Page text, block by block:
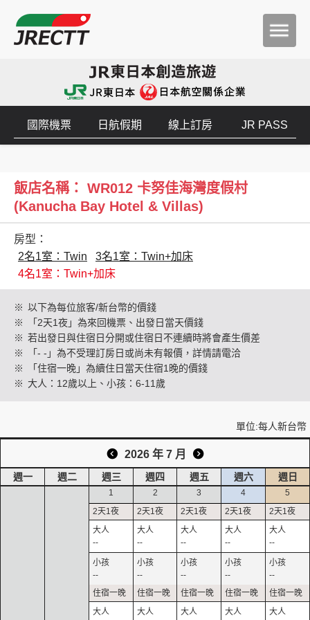
創造旅遊
國際機票 日航假期 線上訂房 JR PASS
飯店名稱： WR012 卡努佳海灣度假村
(Kanucha Bay Hotel & Villas)
房型：
2名1室：Twin
3名1室：Twin+加床
4名1室：Twin+加床
※ 以下為每位旅客/新台幣的價錢
※
「2天1夜」為來回機票、出發日當天價錢
※ 若出發日與住宿日分開或住宿日不連續時將會產生價差
※
「- -」為不受理訂房日或尚未有報價，詳情請電洽
※
「住宿一晚」為續住日當天住宿1晚的價錢
※ 大人：12歲以上、小孩：6-11歲
單位:每人新台幣
2026 年 7 月
週一 週二 週三 週四 週五 週六 週日
1
--
--
2
--
--
3
--
--
4
--
--
5
--
--